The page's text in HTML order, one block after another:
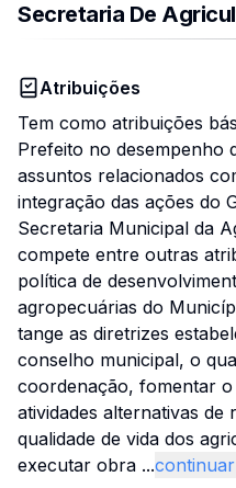
Secretaria De
Atribuições
Tem como atribuições
Prefeito no desempenho
assuntos relacionados
integração das ações do
Secretaria Municipal da
compete entre outras
política de
agropecuárias do
tange as diretrizes
conselho municipal, o
coordenação, fomentar
atividades alternativas
qualidade de vida dos
executar obra ...